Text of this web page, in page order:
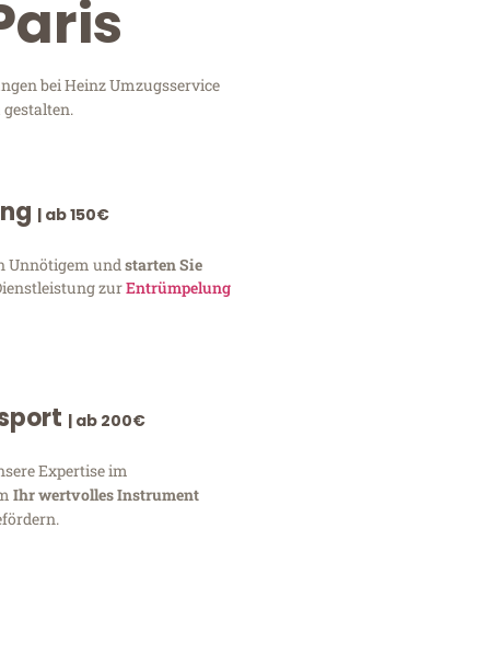
bei Heinz Umzugsservice
| ab 150€
Unnötigem undstarten Sie
zurEntrümpelung
| ab 200€
Expertise im
Ihr wertvolles Instrument